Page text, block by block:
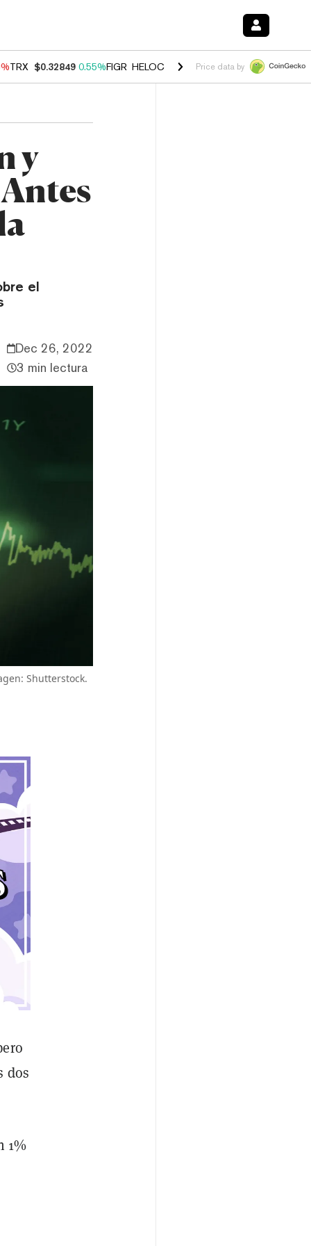
TRX $0.32849 0.55%FIGR_HELOC $1.032 2.95%HYPE $56.36
Price data by
y
el
Dec 26, 2022
3 min lectura
Shutterstock.
dos
1%